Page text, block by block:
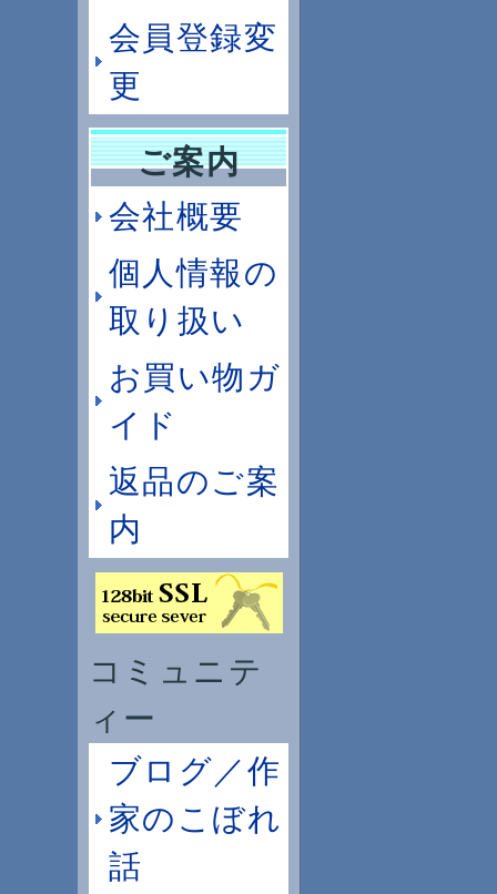
会員登録変
更
ご案内
会社概要
個人情報の
取り扱い
お買い物ガ
イド
返品のご案
内
コミュニテ
ィー
ブログ／作
家のこぼれ
話